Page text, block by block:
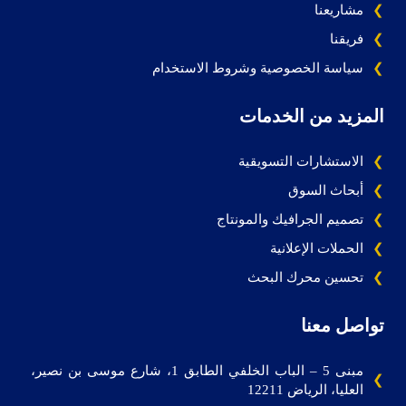
مشاريعنا
فريقنا
سياسة الخصوصية وشروط الاستخدام
المزيد من الخدمات
الاستشارات التسويقية
أبحاث السوق
تصميم الجرافيك والمونتاج
الحملات الإعلانية
تحسين محرك البحث
تواصل معنا
مبنى 5 – الباب الخلفي الطابق 1، شارع موسى بن نصير،
العليا، الرياض 12211